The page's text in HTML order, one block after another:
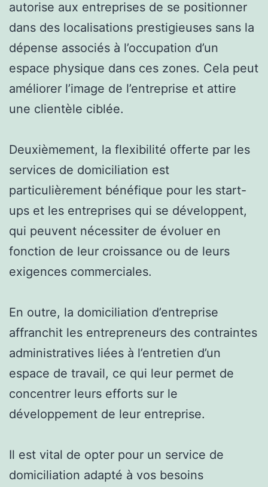
autorise aux entreprises de se positionner
dans des localisations prestigieuses sans la
dépense associés à l’occupation d’un
espace physique dans ces zones. Cela peut
améliorer l’image de l’entreprise et attire
une clientèle ciblée.
Deuxièmement, la flexibilité offerte par les
services de domiciliation est
particulièrement bénéfique pour les start-
ups et les entreprises qui se développent,
qui peuvent nécessiter de évoluer en
fonction de leur croissance ou de leurs
exigences commerciales.
En outre, la domiciliation d’entreprise
affranchit les entrepreneurs des contraintes
administratives liées à l’entretien d’un
espace de travail, ce qui leur permet de
concentrer leurs efforts sur le
développement de leur entreprise.
Il est vital de opter pour un service de
domiciliation adapté à vos besoins